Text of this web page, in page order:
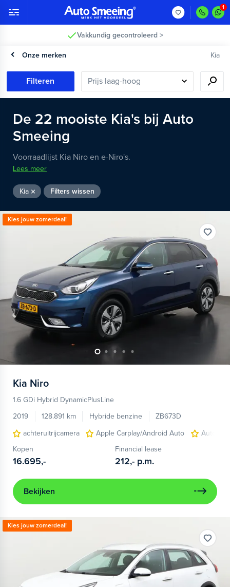
Vakkundig gecontroleerd >
Onze merken Kia
Filteren
De 22 mooiste Kia's bij Auto
Smeeing
Voorraadlijst Kia Niro en e-Niro's.
Lees meer
Kia Filters wissen
Kies jouw zomerdeal!
Kia Niro
1.6 GDi Hybrid DynamicPlusLine
2019
128.891 km Hybride benzine
ZB673D
achteruitrijcamera
Apple Carplay/Android Auto
Kopen
16.695,-
Financial lease
212,- p.m.
Bekijken
Kies jouw zomerdeal!